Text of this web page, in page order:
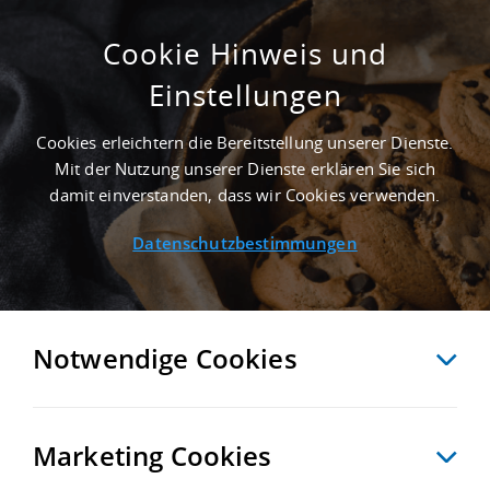
10.000 M² LAGERFLÄCHE IN SANDERSDORF-
BREHNA AN DER AUTOBAHN A 9 -
LANDKREIS ANHALT-BITTERFELD
Startseite/ Immobiliensuche/ Detailansicht
ZURÜCK MERKEN VERGLEICHEN EXPORT PDF
Cookie Hinweis und
Einstellungen
Cookies erleichtern die Bereitstellung unserer Dienste.
Mit der Nutzung unserer Dienste erklären Sie sich
damit einverstanden, dass wir Cookies verwenden.
Datenschutzbestimmungen
Notwendige Cookies
Marketing Cookies